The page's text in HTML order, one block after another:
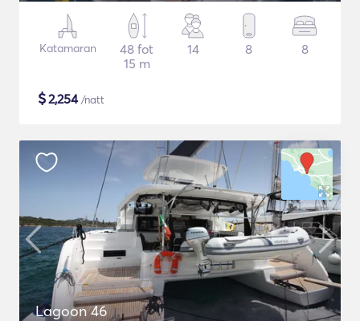
Katamaran
48 fot
15 m
14 8 8
$2,254/natt
Lagoon 46